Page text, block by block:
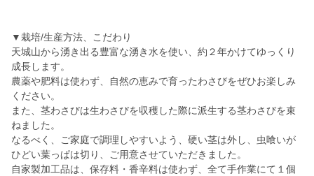
▼栽培/生産方法、こだわり
天城山から湧き出る豊富な湧き水を使い、約２年かけてゆっくり
成長します。
農薬や肥料は使わず、自然の恵みで育ったわさびをぜひお楽しみ
ください。
また、茎わさびは生わさびを収穫した際に派生する茎わさびを束
ねました。
なるべく、ご家庭で調理しやすいよう、硬い茎は外し、虫喰いが
ひどい葉っぱは切り、ご用意させていただきました。
自家製加工品は、保存料・香辛料は使わず、全て手作業にて１個